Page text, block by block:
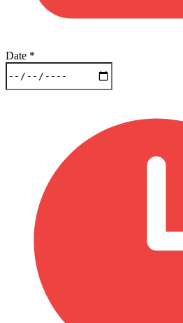
Date *